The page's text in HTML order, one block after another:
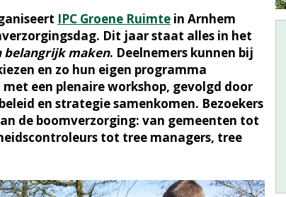
IPC Groene Ruimte in Arnhem
Dit jaar staat alles in het
belangrijk maken. Deelnemers kunnen bij
en zo hun eigen programma
een plenaire workshop, gevolgd door
en strategie samenkomen. Bezoekers
de boomverzorging: van gemeenten tot
tot tree managers, tree